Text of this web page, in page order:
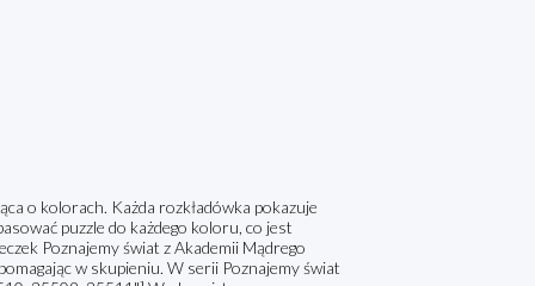
o kolorach. Każda rozkładówka pokazuje
puzzle do każdego koloru, co jest
Poznajemy świat z Akademii Mądrego
w skupieniu. W serii Poznajemy świat